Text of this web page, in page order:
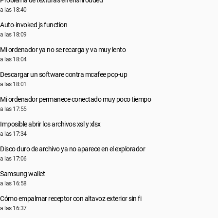
a las 18:40
Auto-invoked js function
a las 18:09
Mi ordenador ya no se recarga y va muy lento
a las 18:04
Descargar un software contra mcafee pop-up
a las 18:01
Mi ordenador permanece conectado muy poco tiempo
a las 17:55
Imposible abrir los archivos xsl y xlsx
a las 17:34
Disco duro de archivo ya no aparece en el explorador
a las 17:06
Samsung wallet
a las 16:58
Cómo empalmar receptor con altavoz exterior sin fi
a las 16:37